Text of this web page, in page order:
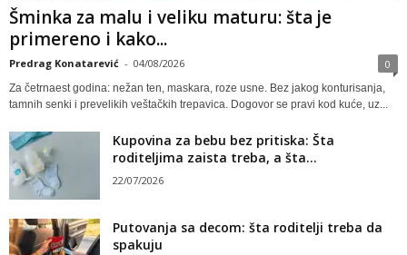
Šminka za malu i veliku maturu: šta je
primereno i kako...
Predrag Konatarević - 04/08/2026 0
Za četrnaest godina: nežan ten, maskara, roze usne. Bez jakog konturisanja,
tamnih senki i prevelikih veštačkih trepavica. Dogovor se pravi kod kuće, uz...
Kupovina za bebu bez pritiska: Šta
roditeljima zaista treba, a šta...
22/07/2026
Putovanja sa decom: šta roditelji treba da
spakuju